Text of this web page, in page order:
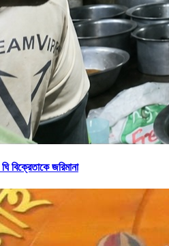
বিক্রেতাকে জরিমানা